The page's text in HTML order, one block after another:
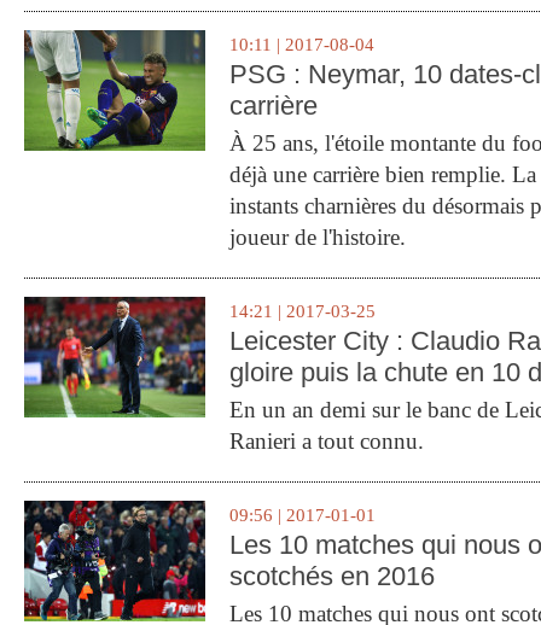
10:11 | 2017-08-04
PSG : Neymar, 10 dates-
carrière
À 25 ans, l'étoile montante du
déjà une carrière bien remplie.
instants charnières du désormais
joueur de l'histoire.
14:21 | 2017-03-25
Leicester City : Claudio
gloire puis la chute en 10
En un an demi sur le banc de
Ranieri a tout connu.
09:56 | 2017-01-01
Les 10 matches qui nous
scotchés en 2016
Les 10 matches qui nous ont